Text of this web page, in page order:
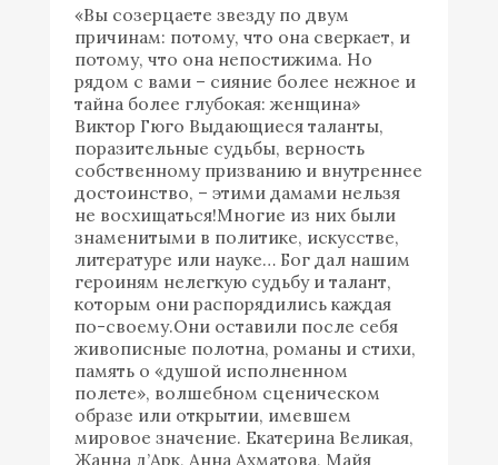
«Вы созерцаете звезду по двум
причинам: потому, что она сверкает, и
потому, что она непостижима. Но
рядом с вами – сияние более нежное и
тайна более глубокая: женщина»
Виктор Гюго Выдающиеся таланты,
поразительные судьбы, верность
собственному призванию и внутреннее
достоинство, – этими дамами нельзя
не восхищаться!Многие из них были
знаменитыми в политике, искусстве,
литературе или науке… Бог дал нашим
героиням нелегкую судьбу и талант,
которым они распорядились каждая
по-своему.Они оставили после себя
живописные полотна, романы и стихи,
память о «душой исполненном
полете», волшебном сценическом
образе или открытии, имевшем
мировое значение. Екатерина Великая,
Жанна д’Арк, Анна Ахматова, Майя